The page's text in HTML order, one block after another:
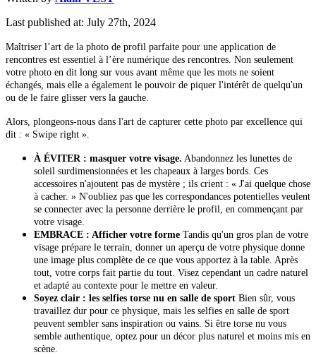
Last published at: July 27th, 2024
Maîtriser l’art de la photo de profil parfaite pour une application de
rencontres est essentiel à l’ère numérique des rencontres. Non seulement
votre photo en dit long sur vous avant même que les mots ne soient
échangés, mais elle a également le pouvoir de piquer l'intérêt de quelqu'un
ou de le faire glisser vers la gauche.
Alors, plongeons-nous dans l'art de capturer cette photo par excellence qui
dit : « Swipe right ».
À ÉVITER : masquer votre visage. Abandonnez les lunettes de
soleil surdimensionnées et les chapeaux à larges bords. Ces
accessoires n'ajoutent pas de mystère ; ils crient : « J'ai quelque chose
à cacher. » N'oubliez pas que les correspondances potentielles veulent
se connecter avec la personne derrière le profil, en commençant par
votre visage.
EMBRACE : Afficher votre forme Tandis qu'un gros plan de votre
visage prépare le terrain, donner un aperçu de votre physique donne
une image plus complète de ce que vous apportez à la table. Après
tout, votre corps fait partie du tout. Visez cependant un cadre naturel
et adapté au contexte pour le mettre en valeur.
Soyez clair : les selfies torse nu en salle de sport Bien sûr, vous
travaillez dur pour ce physique, mais les selfies en salle de sport
peuvent sembler sans inspiration ou vains. Si être torse nu vous
semble authentique, optez pour un décor plus naturel et moins mis en
scène.